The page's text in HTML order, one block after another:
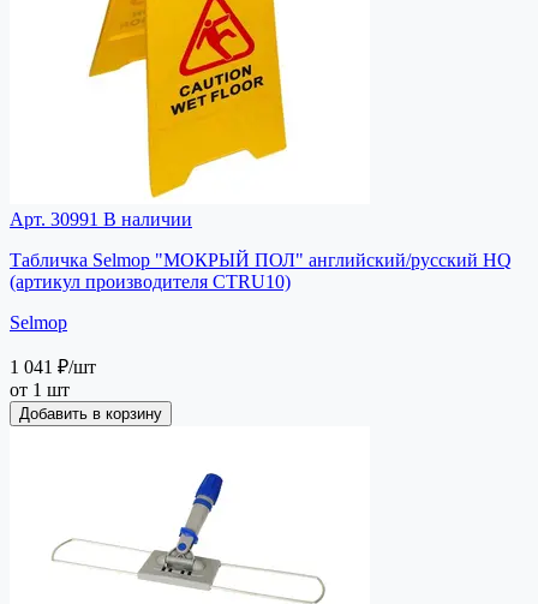
Арт. 30991 В наличии
Табличка Selmop "МОКРЫЙ ПОЛ" английский/русский HQ
(артикул производителя CTRU10)
Selmop
1 041 ₽/шт
от 1 шт
Добавить в корзину